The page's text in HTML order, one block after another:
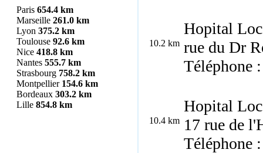
Paris 654.4 km
Marseille 261.0 km
Lyon 375.2 km
Toulouse 92.6 km
Nice 418.8 km
Nantes 555.7 km
Strasbourg 758.2 km
Montpellier 154.6 km
Bordeaux 303.2 km
Lille 854.8 km
10.2 km
Hopital
rue du Dr
Téléphone
10.4 km
Hopital
17 rue de
Téléphone